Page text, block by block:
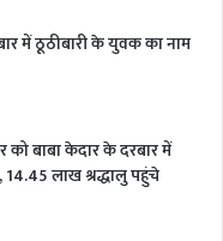
में ठूठीबारी के युवक का नाम
को बाबा केदार के दरबार में
लाख श्रद्धालु पहुंचे